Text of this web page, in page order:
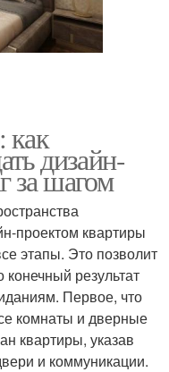
как
дизайн-
за шагом
проектом квартиры
этапы. Это позволит
результат
Первое, что
комнаты и дверные
квартиры, указав
и коммуникации.